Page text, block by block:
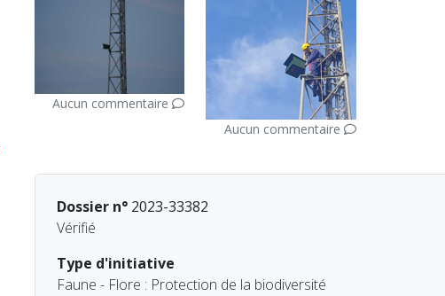
Aucun commentaire
Aucun commentaire
Dossier n°2023-33382
Vérifié
Type d'initiative
Faune - Flore : Protection de la biodiversité